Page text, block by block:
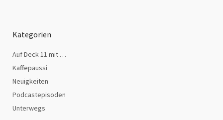
Kategorien
Auf Deck 11 mit …
Kaffepaussi
Neuigkeiten
Podcastepisoden
Unterwegs